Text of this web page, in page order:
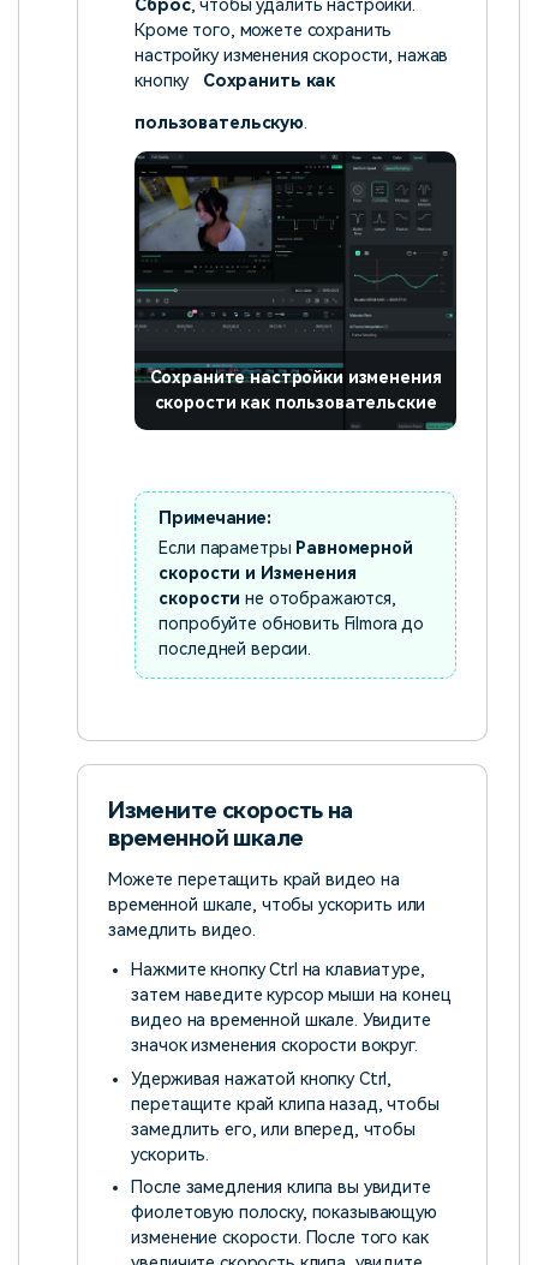
Сброс, чтобы удалить настройки.
Кроме того, можете сохранить
настройку изменения скорости, нажав
кнопку
Сохранить как
пользовательскую.
Сохраните настройки изменения
скорости как пользовательские
Примечание:
Если параметры Равномерной
скорости и Изменения
скорости не отображаются,
попробуйте обновить Filmora до
последней версии.
Измените скорость на
временной шкале
Можете перетащить край видео на
временной шкале, чтобы ускорить или
замедлить видео.
Нажмите кнопку Ctrl на клавиатуре,
затем наведите курсор мыши на конец
видео на временной шкале. Увидите
значок изменения скорости вокруг.
Удерживая нажатой кнопку Ctrl,
перетащите край клипа назад, чтобы
замедлить его, или вперед, чтобы
ускорить.
После замедления клипа вы увидите
фиолетовую полоску, показывающую
изменение скорости. После того как